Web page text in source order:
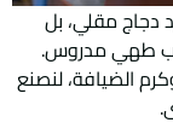
دجاج مقلي، بل
طهي مدروس.
الضيافة، لنصنع